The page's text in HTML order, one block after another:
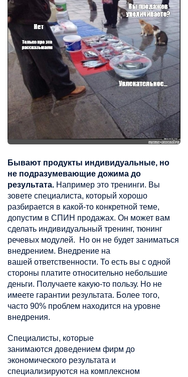
Бывают продукты индивидуальные, но
не подразумевающие дожима до
результата. Например это тренинги. Вы
зовете специалиста, который хорошо
разбирается в какой-то конкретной теме,
допустим в СПИН продажах. Он может вам
сделать индивидуальный тренинг, тюнинг
речевых модулей. Но он не будет заниматься
внедрением. Внедрение на
вашей ответственности. То есть вы с одной
стороны платите относительно небольшие
деньги. Получаете какую-то пользу. Но не
имеете гарантии результата. Более того,
часто 90% проблем находится на уровне
внедрения.
Специалисты, которые
занимаются доведением фирм до
экономического результата и
специализируются на комплексном